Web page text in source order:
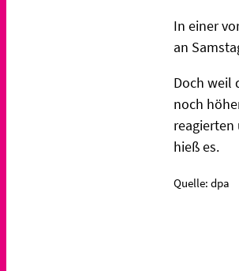
In einer
an
Doch weil
noch
reagierten
hieß es.
Quelle: dpa